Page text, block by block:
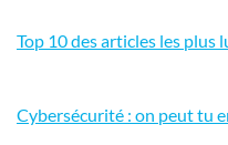
Top 10 des articles les plus
Cybersécurité : on peut tu